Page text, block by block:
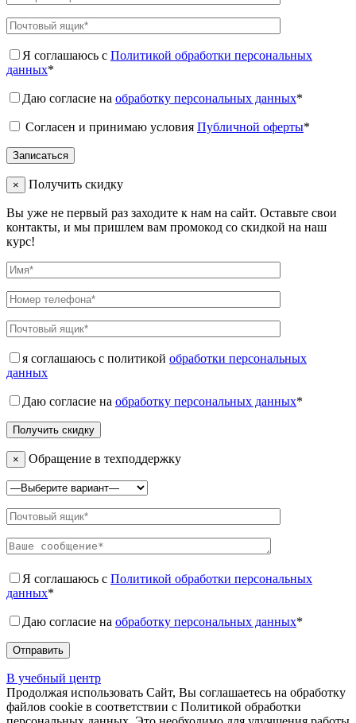
Я соглашаюсь с Политикой обработки персональных
данных*
Даю согласие на обработку персональных данных*
Согласен и принимаю условия Публичной оферты*
× Получить скидку
Вы уже не первый раз заходите к нам на сайт. Оставьте свои
контакты, и мы пришлем вам промокод со скидкой на наш
курс!
я соглашаюсь с политикой обработки персональных
данных
Даю согласие на обработку персональных данных*
× Обращение в техподдержку
Я соглашаюсь с Политикой обработки персональных
данных*
Даю согласие на обработку персональных данных*
В учебный центр
Продолжая использовать Сайт, Вы соглашаетесь на обработку
файлов cookie в соответствии с Политикой обработки